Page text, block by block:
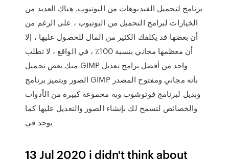
برنامج لتحميل الفيديوهات من اليوتيوب. هناك العديد من
الخيارات لبرامج التحميل من اليوتيوب ، على الرغم من
أن بعضها قد يكلفك الكثير من المال للحصول عليها ، إلا
أن معظمها مجاني بنسبة 100٪ ، في الواقع ، لا تطلب
منك بعض تحميل GIMP واحد من أفضل برامج تعديل
الصور ويتميز برنامج GIMP بأنه مجاني ومفتوح المصدر
وبديل لبرنامج فوتوشوب وبه مجموعة كبيرة من الأدوات
والخصائص لتسمح لك بإنشاء الصور والتعديل عليها كما
يوجد في
13 Jul 2020 i didn't think about